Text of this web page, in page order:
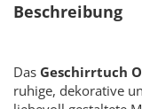
Beschreibung
Das Geschirrtuch
ruhige, dekorative